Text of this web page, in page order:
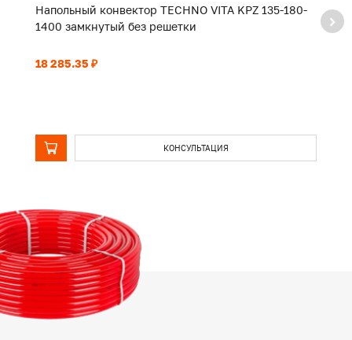
Напольный конвектор TECHNO VITA KPZ 135-180-
1400 замкнутый без решетки
18 285.35 ₽
КОНСУЛЬТАЦИЯ